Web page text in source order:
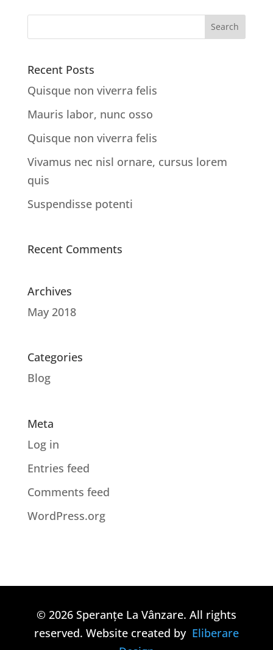
Recent Posts
Quisque non viverra felis
Mauris labor, nunc osso
Quisque non viverra felis
Vivamus nec nisl ornare, cursus lorem
quis
Suspendisse potenti
Recent Comments
Archives
May 2018
Categories
Blog
Meta
Log in
Entries feed
Comments feed
WordPress.org
© 2026 Speranțe La Vânzare. All rights
reserved. Website created by Eliberare